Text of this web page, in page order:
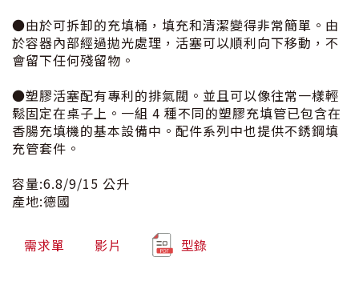
●由於可拆卸的充填桶，填充和清潔變得非常簡單。由
於容器內部經過拋光處理，活塞可以順利向下移動，不
會留下任何殘留物。
●塑膠活塞配有專利的排氣閥。並且可以像往常一樣輕
鬆固定在桌子上。一組 4 種不同的塑膠充填管已包含在
香腸充填機的基本設備中。配件系列中也提供不銹鋼填
充管套件。
容量:6.8/9/15 公升
產地:德國
需求單 影片 型錄